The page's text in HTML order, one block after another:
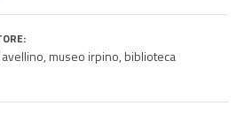
museo irpino, biblioteca